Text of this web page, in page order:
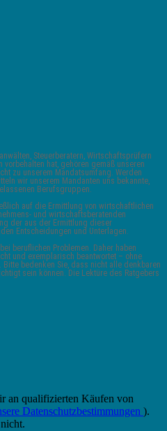
Steuerberatern, Wirtschaftsprüfern
hat, gehören gemäß unseren
zu unserem Mandatsumfang. Werden
wir unserem Mandanten uns bekannte,
Berufsgruppen.
auf die Ermittlung von wirtschaftlichen
und wirtschaftsberatenden
der aus der Ermittlung dieser
Entscheidungen und Unterlagen.
beruflichen Problemen. Daher haben
und exemplarisch beantwortet – ohne
bedenken Sie, dass nicht alle denkbaren
sein können. Die Lektüre des Ratgebers
an qualifizierten Käufen von
Datenschutzbestimmungen ).